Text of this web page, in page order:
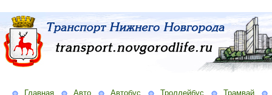
Главная Авто Автобус Троллейбус Трамвай